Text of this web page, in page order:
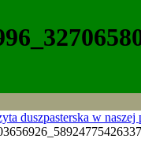
duszpasterska w naszej